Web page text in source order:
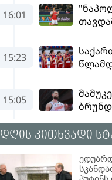
დღის კითხვადი